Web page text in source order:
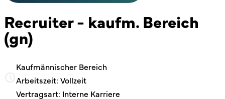
Recruiter - kaufm. Bereich
(gn)
Kaufmännischer Bereich
Arbeitszeit: Vollzeit
Vertragsart: Interne Karriere